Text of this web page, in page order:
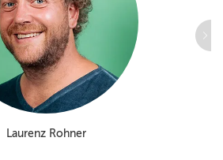
Laurenz Rohner